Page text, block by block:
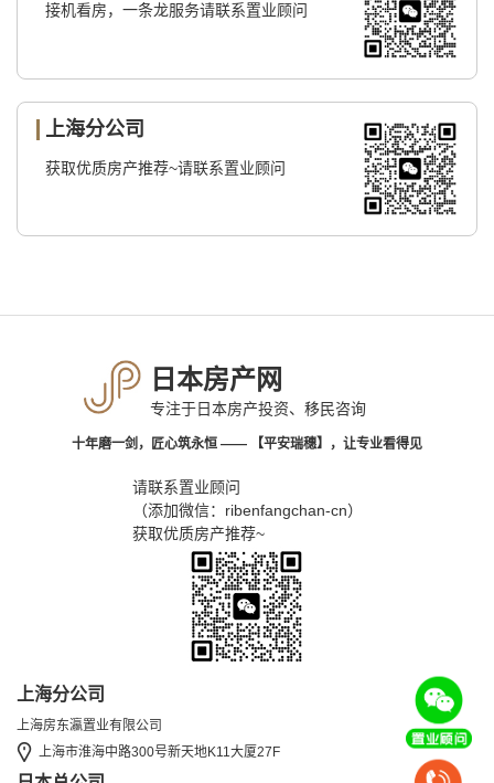
接机看房，一条龙服务请联系置业顾问
上海分公司
获取优质房产推荐~请联系置业顾问
日本房产网
专注于日本房产投资、移民咨询
十年磨一剑，匠心筑永恒 —— 【平安瑞穗】，让专业看得见
请联系置业顾问
（添加微信：ribenfangchan-cn）
获取优质房产推荐~
上海分公司
上海房东瀛置业有限公司
上海市淮海中路300号新天地K11大厦27F